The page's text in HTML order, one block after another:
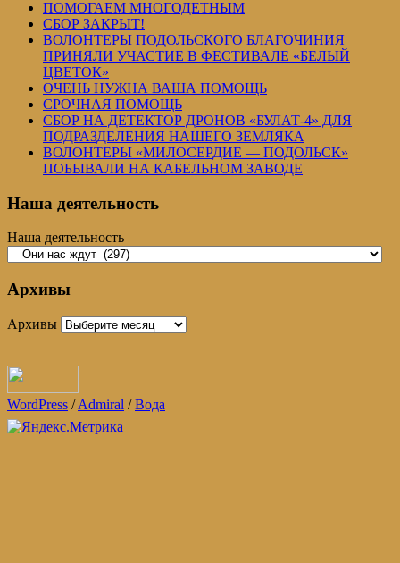
ПОМОГАЕМ МНОГОДЕТНЫМ
СБОР ЗАКРЫТ!
ВОЛОНТЕРЫ ПОДОЛЬСКОГО БЛАГОЧИНИЯ
ПРИНЯЛИ УЧАСТИЕ В ФЕСТИВАЛЕ «БЕЛЫЙ
ЦВЕТОК»
ОЧЕНЬ НУЖНА ВАША ПОМОЩЬ
СРОЧНАЯ ПОМОЩЬ
СБОР НА ДЕТЕКТОР ДРОНОВ «БУЛАТ-4» ДЛЯ
ПОДРАЗДЕЛЕНИЯ НАШЕГО ЗЕМЛЯКА
ВОЛОНТЕРЫ «МИЛОСЕРДИЕ — ПОДОЛЬСК»
ПОБЫВАЛИ НА КАБЕЛЬНОМ ЗАВОДЕ
Наша деятельность
Наша деятельность
Архивы
Архивы
WordPress /Admiral /Вода